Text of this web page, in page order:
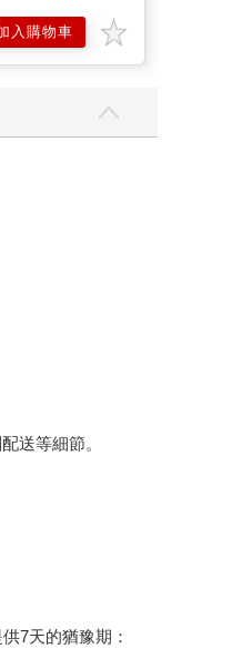
皮洗髮液/0矽靈
頭髮水/一般髮
入購物車
送等細節。
7天的猶豫期：